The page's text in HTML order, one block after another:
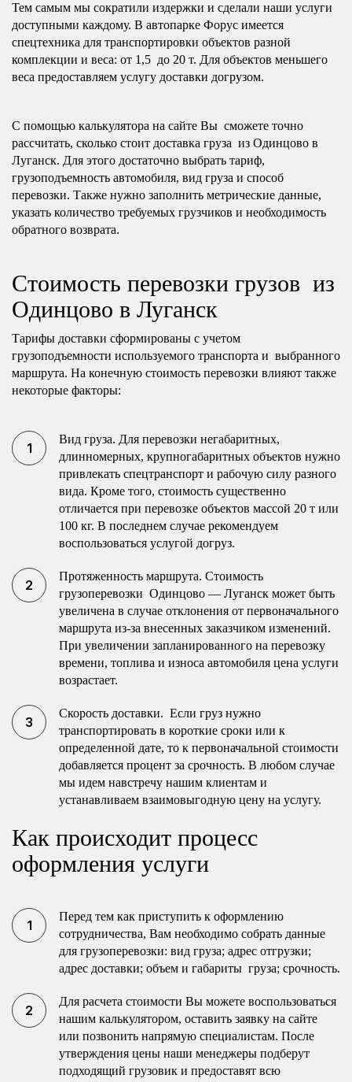
Тем самым мы сократили издержки и сделали наши услуги
доступными каждому. В автопарке Форус имеется
спецтехника для транспортировки объектов разной
комплекции и веса: от 1,5 до 20 т. Для объектов меньшего
веса предоставляем услугу доставки догрузом.
С помощью калькулятора на сайте Вы сможете точно
рассчитать, сколько стоит доставка груза из Одинцово в
Луганск. Для этого достаточно выбрать тариф,
грузоподъемность автомобиля, вид груза и способ
перевозки. Также нужно заполнить метрические данные,
указать количество требуемых грузчиков и необходимость
обратного возврата.
Стоимость перевозки грузов из
Одинцово в Луганск
Тарифы доставки сформированы с учетом
грузоподъемности используемого транспорта и выбранного
маршрута. На конечную стоимость перевозки влияют также
некоторые факторы:
Вид груза. Для перевозки негабаритных,
длинномерных, крупногабаритных объектов нужно
привлекать спецтранспорт и рабочую силу разного
вида. Кроме того, стоимость существенно
отличается при перевозке объектов массой 20 т или
100 кг. В последнем случае рекомендуем
воспользоваться услугой догруз.
Протяженность маршрута. Стоимость
грузоперевозки Одинцово — Луганск может быть
увеличена в случае отклонения от первоначального
маршрута из-за внесенных заказчиком изменений.
При увеличении запланированного на перевозку
времени, топлива и износа автомобиля цена услуги
возрастает.
Скорость доставки. Если груз нужно
транспортировать в короткие сроки или к
определенной дате, то к первоначальной стоимости
добавляется процент за срочность. В любом случае
мы идем навстречу нашим клиентам и
устанавливаем взаимовыгодную цену на услугу.
Как происходит процесс
оформления услуги
Перед тем как приступить к оформлению
сотрудничества, Вам необходимо собрать данные
для грузоперевозки: вид груза; адрес отгрузки;
адрес доставки; объем и габариты груза; срочность.
Для расчета стоимости Вы можете воспользоваться
нашим калькулятором, оставить заявку на сайте
или позвонить напрямую специалистам. После
утверждения цены наши менеджеры подберут
подходящий грузовик и предоставят всю